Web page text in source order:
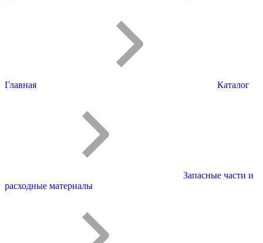
Главная Каталог
Запасные части и
расходные материалы